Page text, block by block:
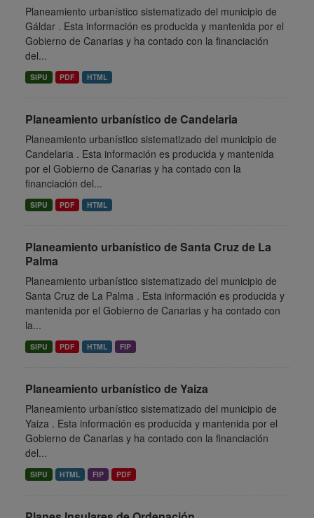
Planeamiento urbanístico sistematizado del municipio de
Gáldar . Esta información es producida y mantenida por el
Gobierno de Canarias y ha contado con la financiación
del...
SIPU PDF HTML
Planeamiento urbanístico de Candelaria
Planeamiento urbanístico sistematizado del municipio de
Candelaria . Esta información es producida y mantenida
por el Gobierno de Canarias y ha contado con la
financiación del...
SIPU PDF HTML
Planeamiento urbanístico de Santa Cruz de La
Palma
Planeamiento urbanístico sistematizado del municipio de
Santa Cruz de La Palma . Esta información es producida y
mantenida por el Gobierno de Canarias y ha contado con
la...
SIPU PDF HTML FIP
Planeamiento urbanístico de Yaiza
Planeamiento urbanístico sistematizado del municipio de
Yaiza . Esta información es producida y mantenida por el
Gobierno de Canarias y ha contado con la financiación
del...
SIPU HTML FIP PDF